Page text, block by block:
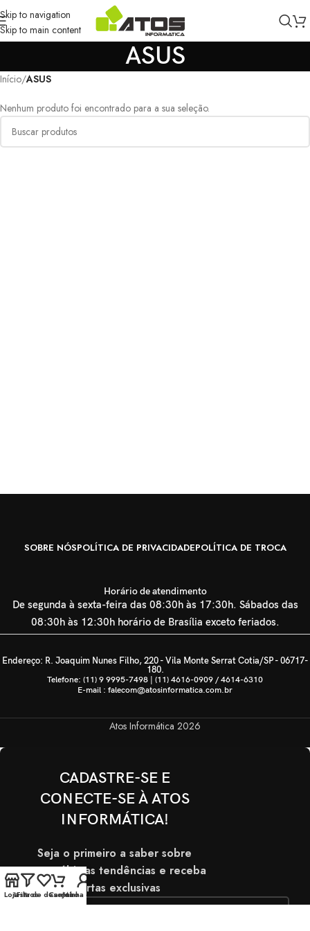
Skip to navigation
Skip to main content
ASUS
Início/ASUS
Nenhum produto foi encontrado para a sua seleção.
SOBRE NÓSPOLÍTICA DE PRIVACIDADEPOLÍTICA DE TROCA
Horário de atendimento
De segunda à sexta-feira das 08:30h às 17:30h. Sábados das
08:30h às 12:30h horário de Brasília exceto feriados.
Endereço: R. Joaquim Nunes Filho, 220 - Vila Monte Serrat Cotia/SP - 06717-
180.
Telefone: (11) 9 9995-7498 | (11) 4616-0909 / 4614-6310
E-mail : falecom@atosinformatica.com.br
Atos Informática 2026
CADASTRE-SE E
CONECTE-SE À ATOS
INFORMÁTICA!
Seja o primeiro a saber sobre
nossas últimas tendências e receba
ofertas exclusivas
LojaFiltros
Lista de desejos
CarrinhoMinha conta